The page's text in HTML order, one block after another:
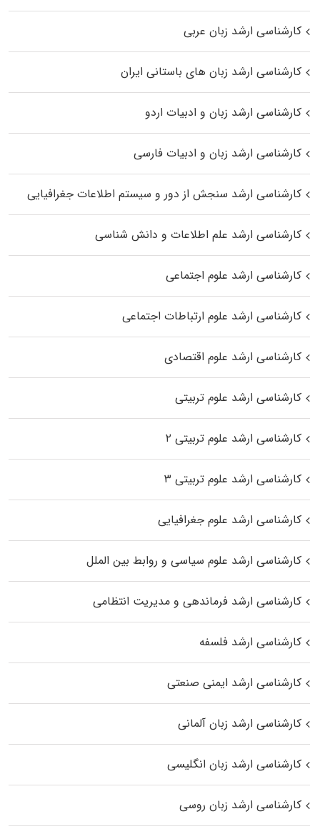
کارشناسی ارشد زبان عربی
کارشناسی ارشد زبان‌ های باستانی ایران
کارشناسی ارشد زبان و ادبیات اردو
کارشناسی ارشد زبان و ادبیات فارسی
کارشناسی ارشد سنجش از دور و سیستم اطلاعات جغرافیایی
کارشناسی ارشد علم اطلاعات و دانش شناسی
کارشناسی ارشد علوم اجتماعی
کارشناسی ارشد علوم ارتباطات اجتماعی
کارشناسی ارشد علوم اقتصادی
کارشناسی ارشد علوم تربیتی
کارشناسی ارشد علوم تربیتی ۲
کارشناسی ارشد علوم تربیتی ۳
کارشناسی ارشد علوم جغرافیایی
کارشناسی ارشد علوم سیاسی و روابط بین الملل
کارشناسی ارشد فرماندهی و مدیریت انتظامی
کارشناسی ارشد فلسفه
کارشناسی ارشد ایمنی صنعتی
کارشناسی ارشد زبان آلمانی
کارشناسی ارشد زبان انگلیسی
کارشناسی ارشد زبان روسی